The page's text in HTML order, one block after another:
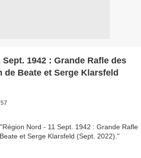
1942 : Grande Rafle des
de Beate et Serge Klarsfeld